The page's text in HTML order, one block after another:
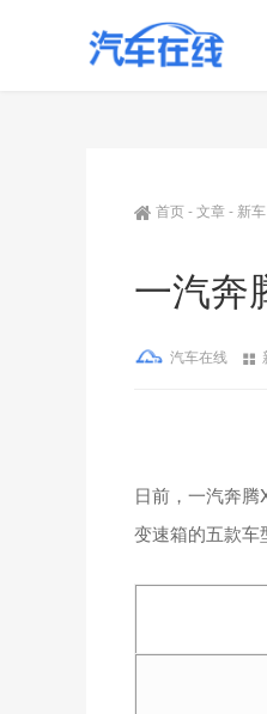
首页-文章- 新车
一汽奔
汽车在线
日前，一汽奔
变速箱的五款车